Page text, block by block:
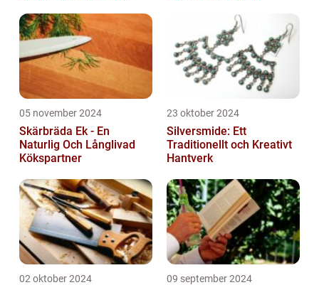
05 november 2024
Skärbräda Ek - En
Naturlig Och Långlivad
Kökspartner
23 oktober 2024
Silversmide: Ett
Traditionellt och Kreativt
Hantverk
02 oktober 2024 09 september 2024